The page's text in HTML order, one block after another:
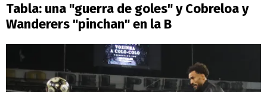
Tabla: una "guerra de goles" y Cobreloa y
Wanderers "pinchan" en la B